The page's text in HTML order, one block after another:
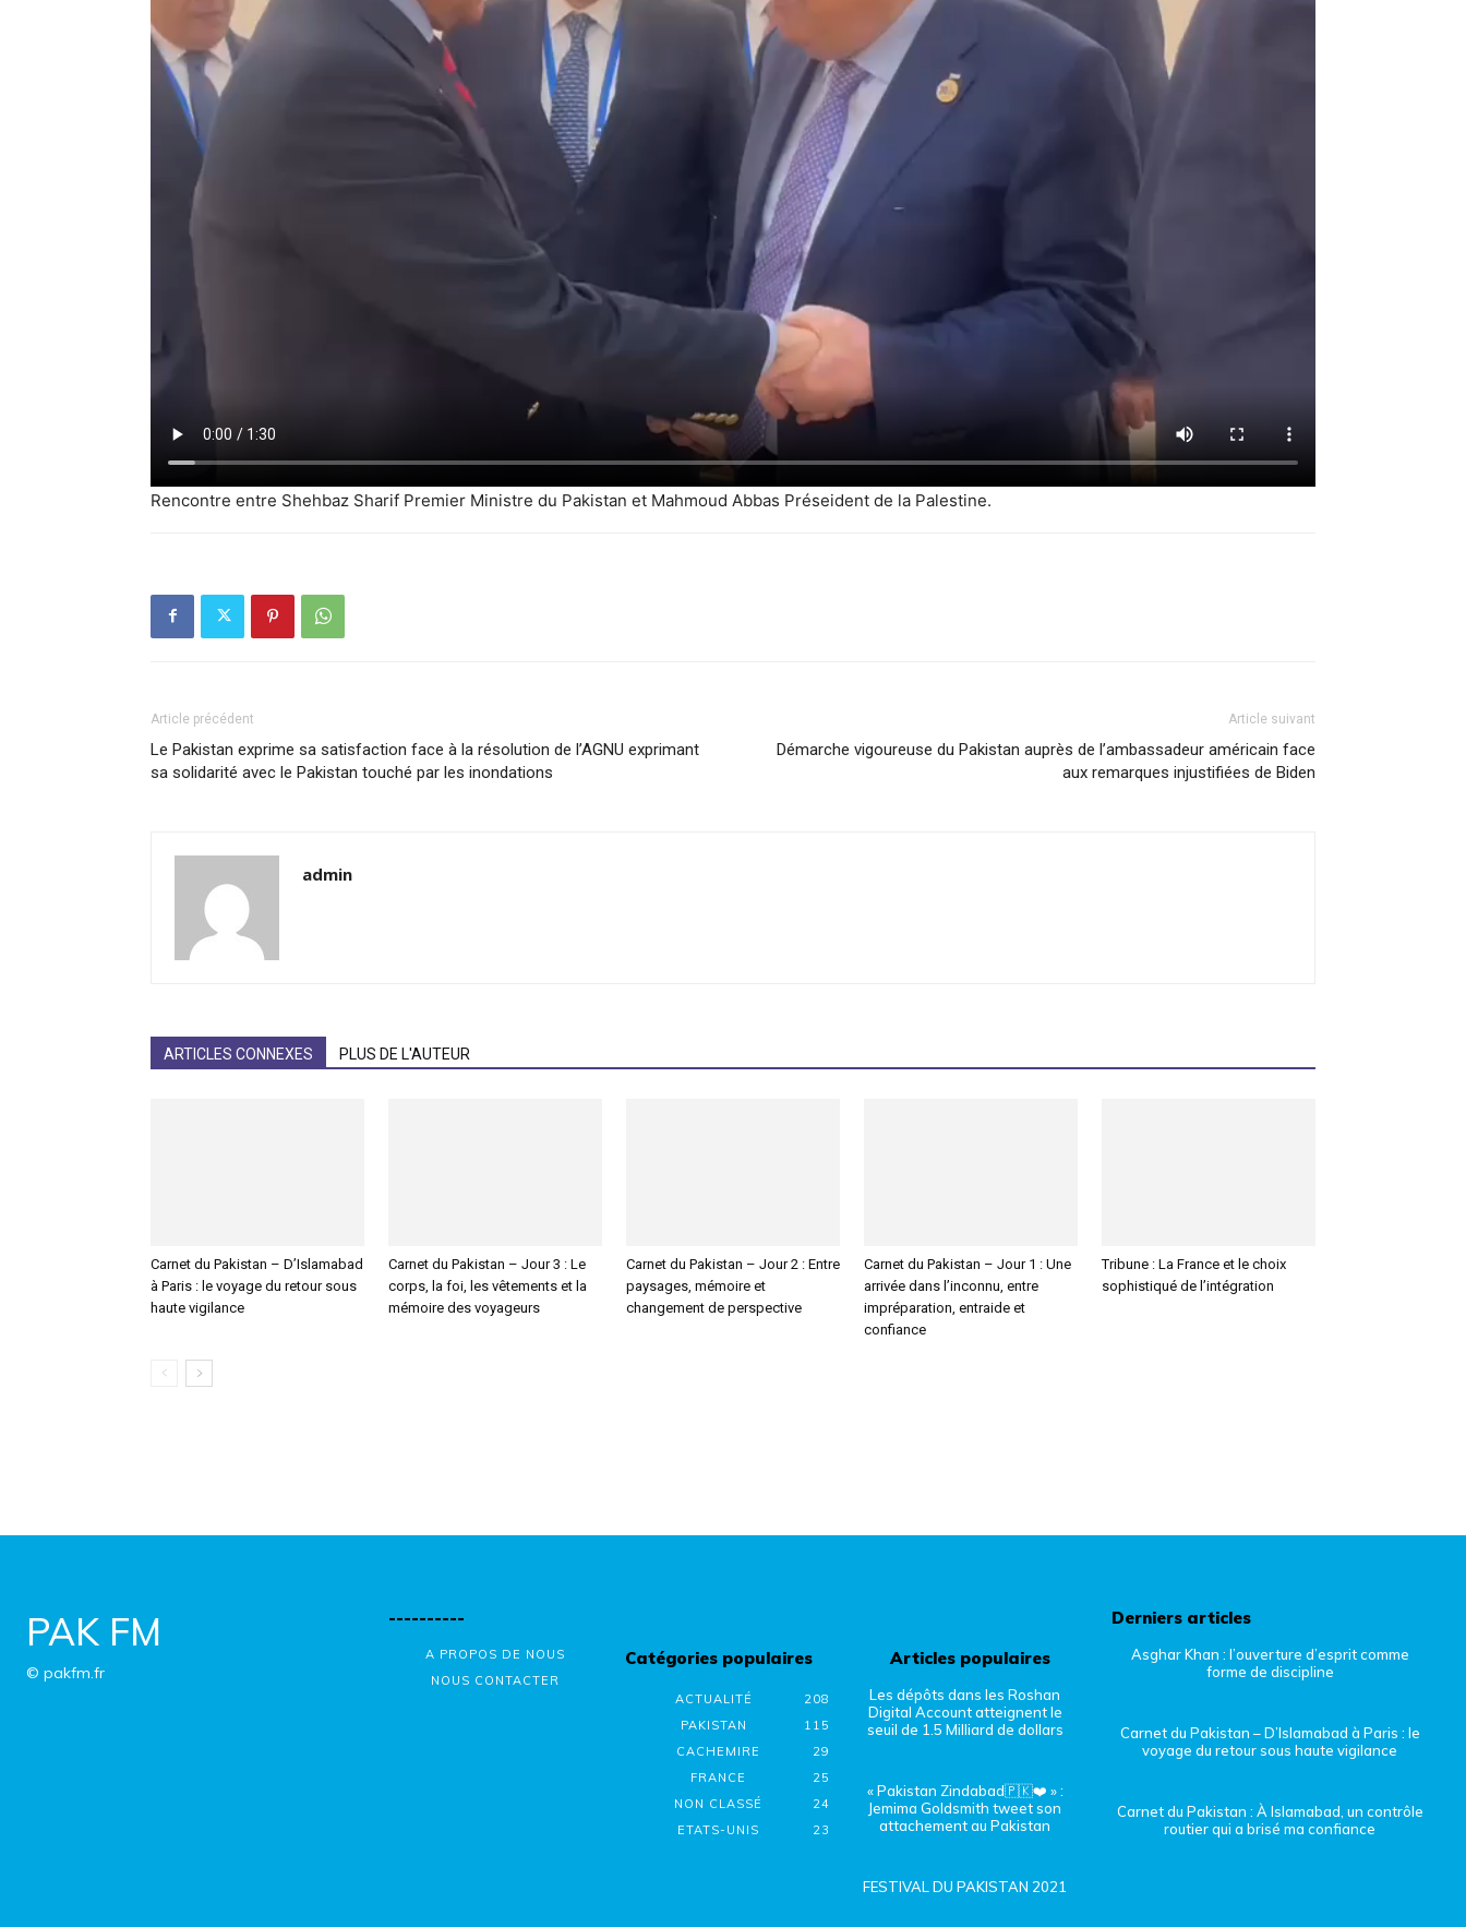
Rencontre entre Shehbaz Sharif Premier Ministre du Pakistan et Mahmoud Abbas Préseident de la Palestine.
Article précédent
Le Pakistan exprime sa satisfaction face à la résolution de l’AGNU exprimant
sa solidarité avec le Pakistan touché par les inondations
Article suivant
Démarche vigoureuse du Pakistan auprès de l’ambassadeur américain face
aux remarques injustifiées de Biden
admin
ARTICLES CONNEXES PLUS DE L'AUTEUR
Carnet du Pakistan – D’Islamabad
à Paris : le voyage du retour sous
haute vigilance
Carnet du Pakistan – Jour 3 : Le
corps, la foi, les vêtements et la
mémoire des voyageurs
Carnet du Pakistan – Jour 2 : Entre
paysages, mémoire et
changement de perspective
Carnet du Pakistan – Jour 1 : Une
arrivée dans l’inconnu, entre
impréparation, entraide et
confiance
Tribune : La France et le choix
sophistiqué de l’intégration
PAK FM
© pakfm.fr
----------
A PROPOS DE NOUS
NOUS CONTACTER
Catégories populaires
ACTUALITÉ
208
PAKISTAN
115
CACHEMIRE
29
FRANCE
25
NON CLASSÉ
24
ETATS-UNIS
23
Articles populaires
Les dépôts dans les Roshan
Digital Account atteignent le
seuil de 1.5 Milliard de dollars
« Pakistan Zindabad🇵🇰❤️ » :
Jemima Goldsmith tweet son
attachement au Pakistan
FESTIVAL DU PAKISTAN 2021
Derniers articles
Asghar Khan : l’ouverture d’esprit comme
forme de discipline
Carnet du Pakistan – D’Islamabad à Paris : le
voyage du retour sous haute vigilance
Carnet du Pakistan : À Islamabad, un contrôle
routier qui a brisé ma confiance